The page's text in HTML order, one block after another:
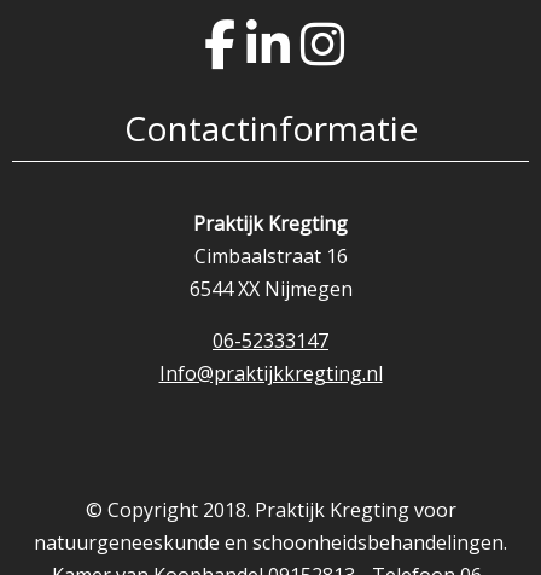
Contactinformatie
Praktijk Kregting
Cimbaalstraat 16
6544 XX Nijmegen
06-52333147
Info@praktijkkregting.nl
© Copyright 2018. Praktijk Kregting voor
natuurgeneeskunde en schoonheidsbehandelingen.